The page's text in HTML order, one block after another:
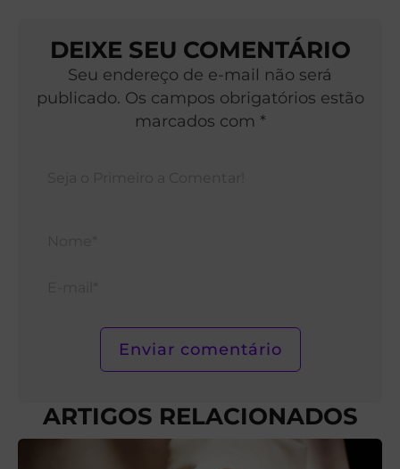
DEIXE SEU COMENTÁRIO
Seu endereço de e-mail não será
publicado. Os campos obrigatórios estão
marcados com *
ARTIGOS RELACIONADOS